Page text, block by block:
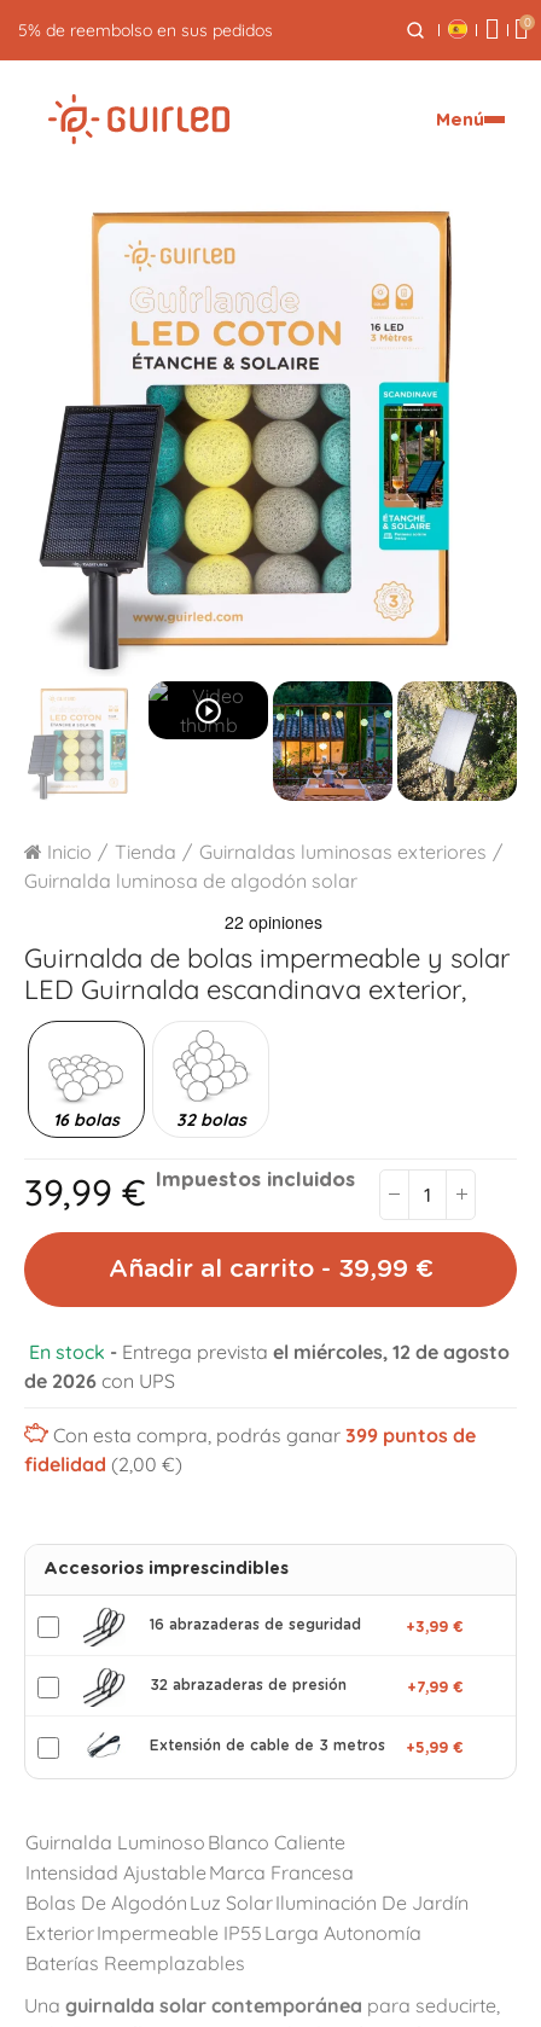
5% de reembolso en sus pedidos 0
Menú
play_circle_outline
Inicio Tienda
Guirnaldas luminosas exteriores
Guirnalda luminosa de algodón solar
Guirnalda de bolas impermeable y solar
LED Guirnalda escandinava exterior,
16 bolas 32 bolas
39,99 € Impuestos incluidos
Añadir al carrito - 39,99 €
En stock - Entrega prevista el miércoles, 12 de agosto
de 2026 con UPS
Con esta compra, podrás ganar 399puntos de
fidelidad (2,00 €)
Accesorios imprescindibles
16 abrazaderas de seguridad +3,99 €
32 abrazaderas de presión +7,99 €
Extensión de cable de 3 metros +5,99 €
Guirnalda Luminoso Blanco Caliente
Intensidad Ajustable Marca Francesa
Bolas De Algodón Luz SolarIluminación De Jardín
ExteriorImpermeable IP55 Larga Autonomía
Baterías Reemplazables
Una guirnalda solar contemporánea para seducirte,